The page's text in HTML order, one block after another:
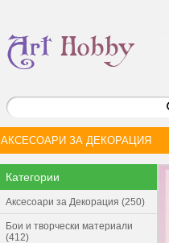
АКСЕСОАРИ ЗА ДЕКОРАЦИЯ
Категории
Аксесоари за Декорация (250)
Бои и творчески материали
(412)